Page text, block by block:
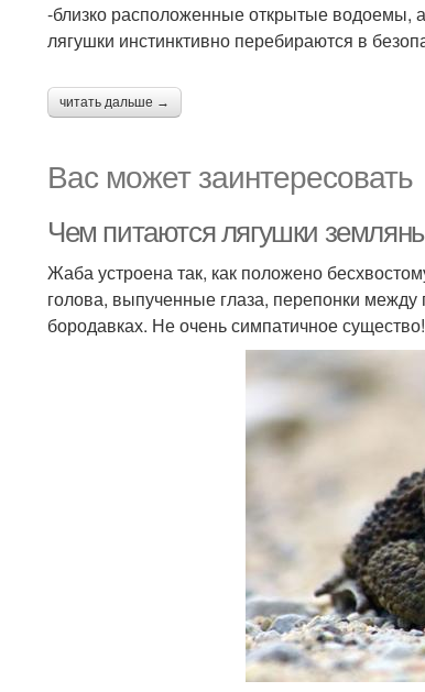
-близко расположенные открытые водоемы,
лягушки инстинктивно перебираются в
читать дальше →
Вас может заинтересовать
Чем питаются лягушки
Жаба устроена так, как положено
голова, выпученные глаза, перепонки между
бородавках. Не очень симпатичное существо!